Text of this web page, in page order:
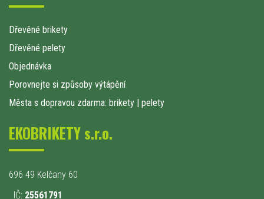
Dřevěné brikety
Dřevěné pelety
Objednávka
Porovnejte si způsoby výtápění
Města s dopravou zdarma: brikety | pelety
EKOBRIKETY s.r.o.
696 49 Kelčany 60
IČ: 25561791